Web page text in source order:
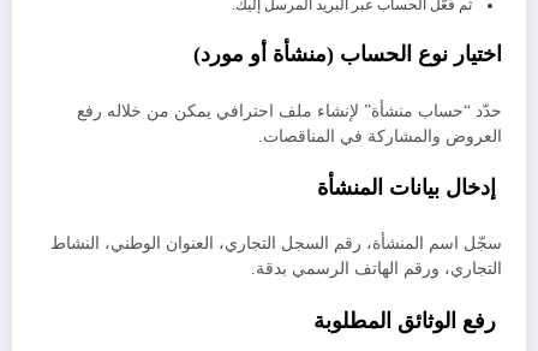
ثم فعّل الحساب عبر البريد المرسل إليك.
اختيار نوع الحساب (منشأة أو مورد)
حدّد “حساب منشأة” لإنشاء ملف احترافي يمكن من خلاله رفع
العروض والمشاركة في المناقصات.
إدخال بيانات المنشأة
سجّل اسم المنشأة، رقم السجل التجاري، العنوان الوطني، النشاط
التجاري، ورقم الهاتف الرسمي بدقة.
رفع الوثائق المطلوبة